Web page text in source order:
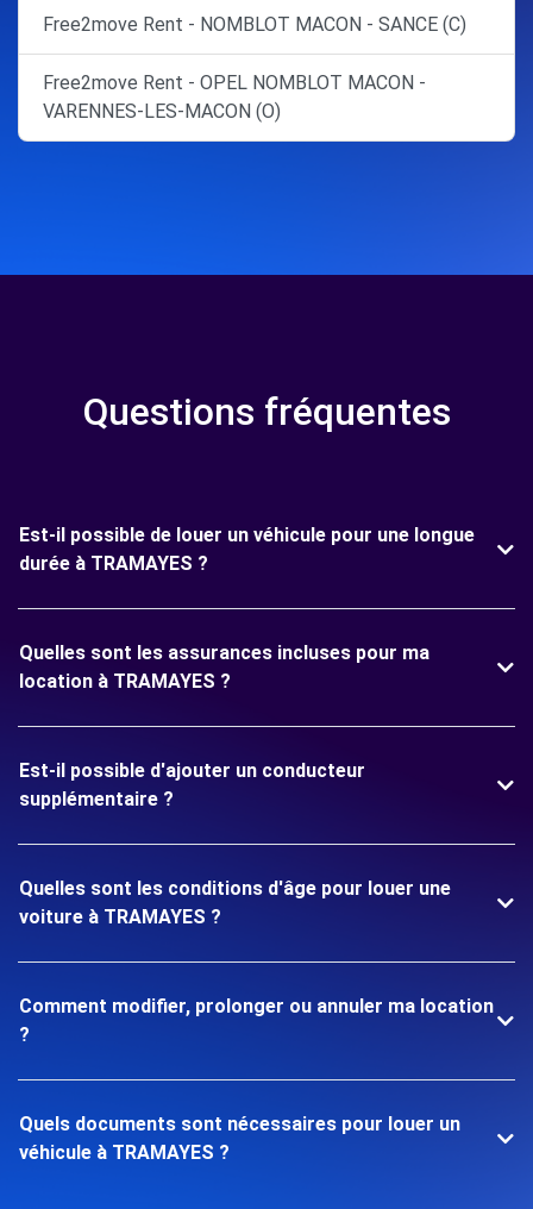
Free2move Rent - NOMBLOT MACON - SANCE (C)
Free2move Rent - OPEL NOMBLOT MACON -
VARENNES-LES-MACON (O)
Questions fréquentes
Est-il possible de louer un véhicule pour une longue
durée à TRAMAYES ?
Quelles sont les assurances incluses pour ma
location à TRAMAYES ?
Est-il possible d'ajouter un conducteur
supplémentaire ?
Quelles sont les conditions d'âge pour louer une
voiture à TRAMAYES ?
Comment modifier, prolonger ou annuler ma location
?
Quels documents sont nécessaires pour louer un
véhicule à TRAMAYES ?